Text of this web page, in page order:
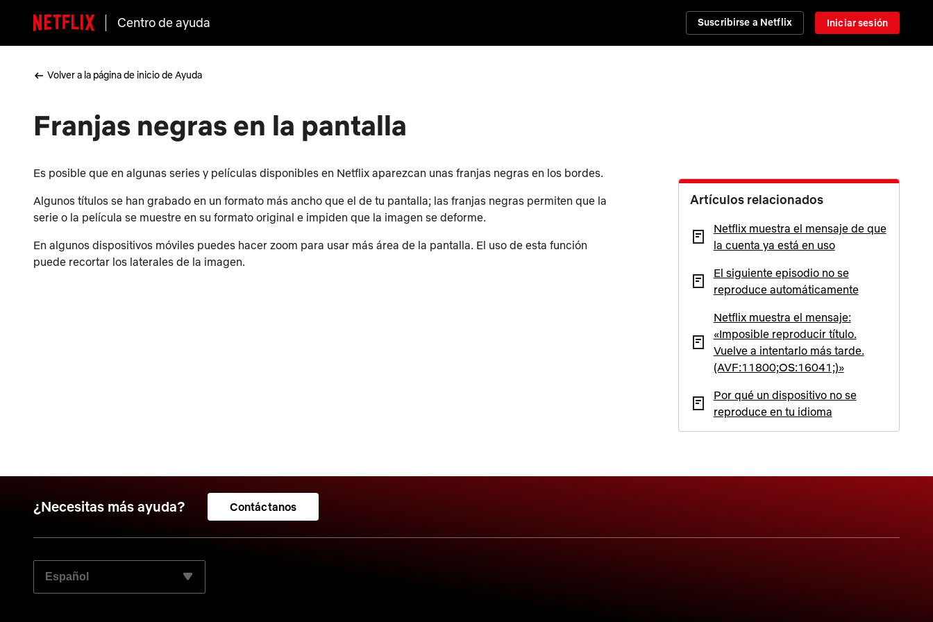
Centro de ayuda Suscribirse a Netflix Iniciar sesión
Volver a la página de inicio de Ayuda
Franjas negras en la pantalla
Es posible que en algunas series y películas disponibles en Netflix aparezcan unas franjas negras en los bordes.
Algunos títulos se han grabado en un formato más ancho que el de tu pantalla; las franjas negras permiten que la
serie o la película se muestre en su formato original e impiden que la imagen se deforme.
En algunos dispositivos móviles puedes hacer zoom para usar más área de la pantalla. El uso de esta función
puede recortar los laterales de la imagen.
Artículos relacionados
Netflix muestra el mensaje de que
la cuenta ya está en uso
El siguiente episodio no se
reproduce automáticamente
Netflix muestra el mensaje:
«Imposible reproducir título.
Vuelve a intentarlo más tarde.
(AVF:11800;OS:16041;)»
Por qué un dispositivo no se
reproduce en tu idioma
¿Necesitas más ayuda? Contáctanos
ELIGE TU IDIOMA PREFERIDO: